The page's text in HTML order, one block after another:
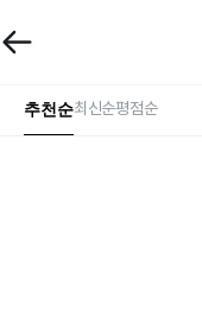
추천순최신순평점순